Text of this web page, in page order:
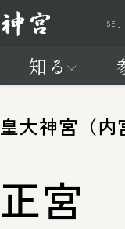
知る
知
参
感じ
皇大神宮（内
正宮